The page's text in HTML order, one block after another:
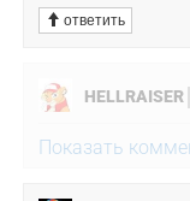
ответить
HELLRAISER
Показать